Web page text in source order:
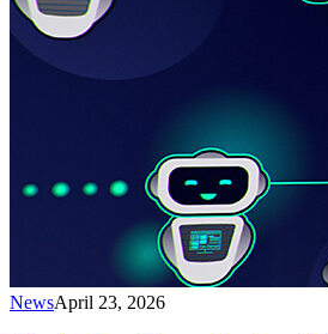
NewsApril 23, 2026